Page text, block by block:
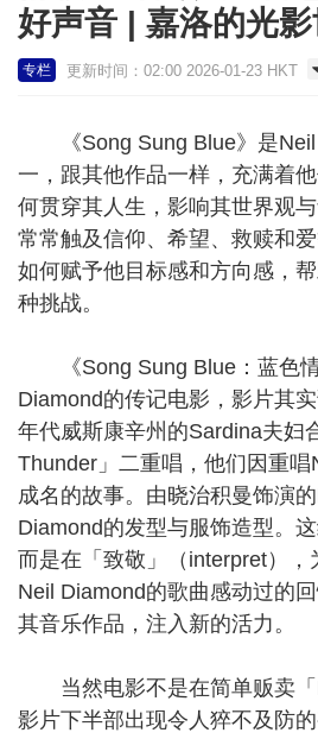
好声音 | 嘉洛的光
专栏 更新时间：02:00 2026-01-23 HKT
《Song Sung Blue》是Neil
一，跟其他作品一样，充满着
何贯穿其人生，影响其世界观
常常触及信仰、希望、救赎和
如何赋予他目标感和方向感，
种挑战。
《Song Sung Blue：蓝色情
Diamond的传记电影，影片其
年代威斯康辛州的Sardina夫妇
Thunder」二重唱，他们因重
成名的故事。由晓治积曼饰演
Diamond的发型与服饰造型。
而是在「致敬」（interpret），
Neil Diamond的歌曲感动过的
其音乐作品，注入新的活力。
当然电影不是在简单贩卖「
影片下半部出现令人猝不及防